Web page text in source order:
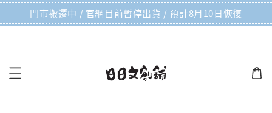
門市搬遷中 / 官網目前暫停出貨 / 預計8月10日恢復